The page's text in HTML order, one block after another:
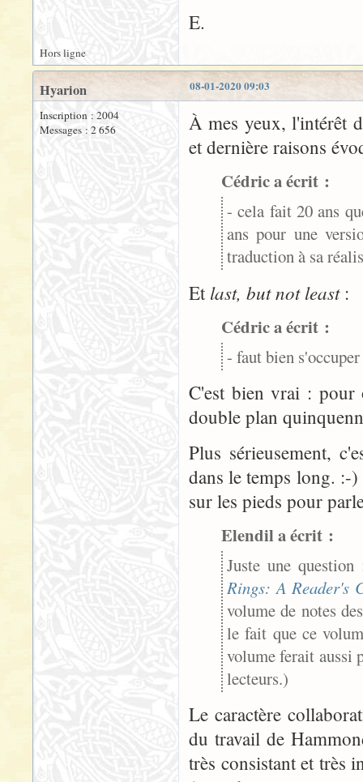
E.
Hors ligne
08-01-2020 09:03
Hyarion
Inscription : 2004
Messages : 2 656
À mes yeux, l'intérêt
et dernière raisons
Cédric a écrit :
- cela fait 20 ans
ans pour une
traduction à sa
Et last, but not least:
Cédric a écrit :
- faut bien
C'est bien vrai : pour
double plan
Plus sérieusement,
dans le temps long. :-)
sur les pieds pour
Elendil a écrit :
Juste une
Rings: A Reader's
volume de notes
le fait que ce
volume ferait aussi
lecteurs.)
Le caractère
du travail de
très consistant et très